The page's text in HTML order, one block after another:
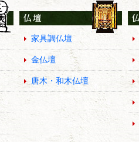
家具調仏壇
金仏壇
唐木・和木仏壇